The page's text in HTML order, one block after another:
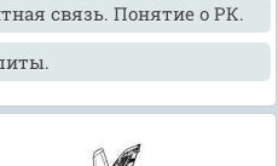
связь. Понятие о РК.